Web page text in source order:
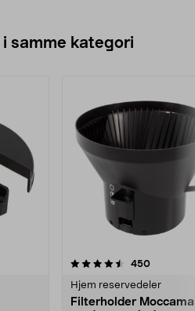
samme kategori
450
Hjem reservedeler
Filterholder
4.5 av 5 stjerner